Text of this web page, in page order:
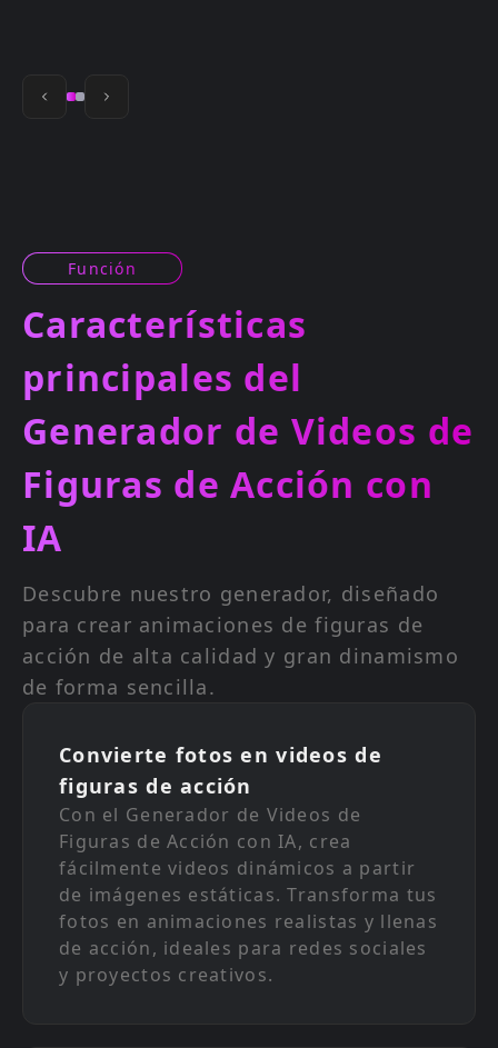
Función
Características
principales del
Generador de Videos de
Figuras de Acción con
IA
Descubre nuestro generador, diseñado
para crear animaciones de figuras de
acción de alta calidad y gran dinamismo
de forma sencilla.
Convierte fotos en videos de
figuras de acción
Con el Generador de Videos de
Figuras de Acción con IA, crea
fácilmente videos dinámicos a partir
de imágenes estáticas. Transforma tus
fotos en animaciones realistas y llenas
de acción, ideales para redes sociales
y proyectos creativos.